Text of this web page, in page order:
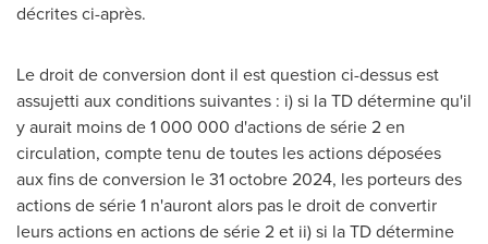
décrites ci-après.
Le droit de conversion dont il est question ci-dessus est
assujetti aux conditions suivantes : i) si la TD détermine qu'il
y aurait moins de 1 000 000 d'actions de série 2 en
circulation, compte tenu de toutes les actions déposées
aux fins de conversion le 31 octobre 2024, les porteurs des
actions de série 1 n'auront alors pas le droit de convertir
leurs actions en actions de série 2 et ii) si la TD détermine